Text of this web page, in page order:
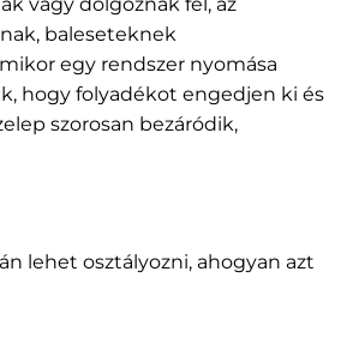
baleseteknek
egy rendszer nyomása
hogy folyadékot engedjen ki és
szorosan bezáródik,
lehet osztályozni, ahogyan azt